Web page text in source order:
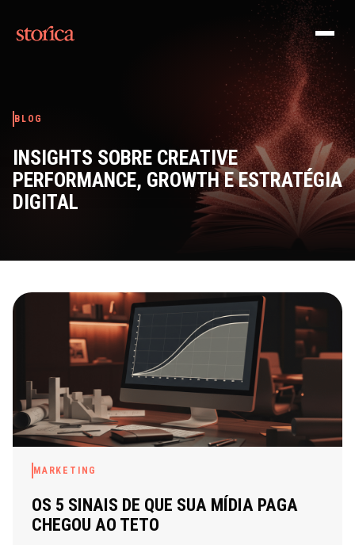
BLOG
INSIGHTS SOBRE CREATIVE
PERFORMANCE, GROWTH E ESTRATÉGIA
DIGITAL
MARKETING
OS 5 SINAIS DE QUE SUA MÍDIA PAGA
CHEGOU AO TETO